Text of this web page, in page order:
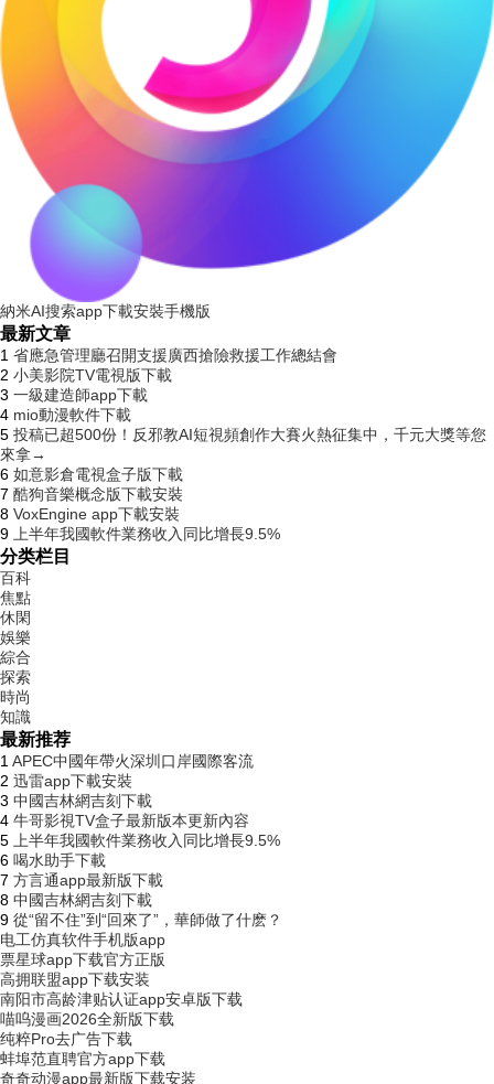
納米AI搜索app下載安裝手機版
最新文章
1 省應急管理廳召開支援廣西搶險救援工作總結會
2 小美影院TV電視版下載
3 一級建造師app下載
4 mio動漫軟件下載
5 投稿已超500份！反邪教AI短視頻創作大賽火熱征集中，千元大獎等您
來拿→
6 如意影倉電視盒子版下載
7 酷狗音樂概念版下載安裝
8 VoxEngine app下載安裝
9
上半年我國軟件業務收入同比增長9.5%
分类栏目
百科
焦點
休閑
娛樂
綜合
探索
時尚
知識
最新推荐
1 APEC中國年帶火深圳口岸國際客流
2 迅雷app下載安裝
3 中國吉林網吉刻下載
4 牛哥影視TV盒子最新版本更新內容
5
上半年我國軟件業務收入同比增長9.5%
6 喝水助手下載
7 方言通app最新版下載
8 中國吉林網吉刻下載
9 從“留不住”到“回來了”，華師做了什麽？
电工仿真软件手机版app
票星球app下载官方正版
高拥联盟app下载安装
南阳市高龄津贴认证app安卓版下载
喵呜漫画2026全新版下载
纯粹Pro去广告下载
蚌埠范直聘官方app下载
奇奇动漫app最新版下载安装